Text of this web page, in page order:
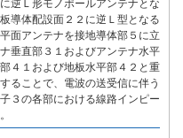
逆Ｌ形モノポールアンテナとな
導体配設面２２に逆Ｌ型となる
面アンテナを接地導体部５に立
垂直部３１およびアンテナ水平
４１および地板水平部４２と重
ることで、電波の送受信に伴う
３の各部における線路インピー